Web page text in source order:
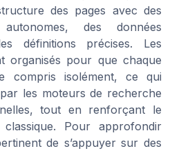
des pages avec des
des données
définitions précises. Les
organisés pour que chaque
compris isolément, ce qui
les moteurs de recherche
tout en renforçant le
Pour approfondir
de s’appuyer sur des